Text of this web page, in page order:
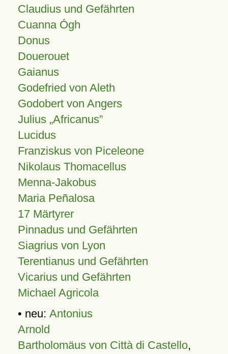
Claudius und Gefährten
Cuanna Ógh
Donus
Douerouet
Gaianus
Godefried von Aleth
Godobert von Angers
Julius Africanus
Lucidus
Franziskus von Piceleone
Nikolaus Thomacellus
Menna-Jakobus
Maria Peñalosa
17 Märtyrer
Pinnadus und Gefährten
Siagrius von Lyon
Terentianus und Gefährten
Vicarius und Gefährten
Michael Agricola
• neu: Antonius
Arnold
Bartholomäus von Città di Castello,